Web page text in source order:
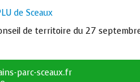
de Sceaux
de territoire du 27
parc-sceaux.fr